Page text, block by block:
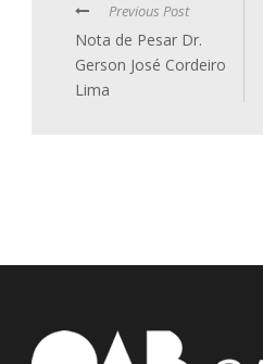
Previous Post
Nota de Pesar Dr.
Gerson José Cordeiro
Lima